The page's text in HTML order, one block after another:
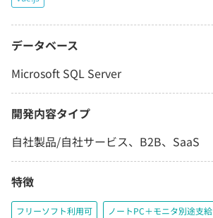
データベース
Microsoft SQL Server
開発内容タイプ
自社製品/自社サービス、B2B、SaaS
特徴
フリーソフト利用可 ノートPC＋モニタ別途支給